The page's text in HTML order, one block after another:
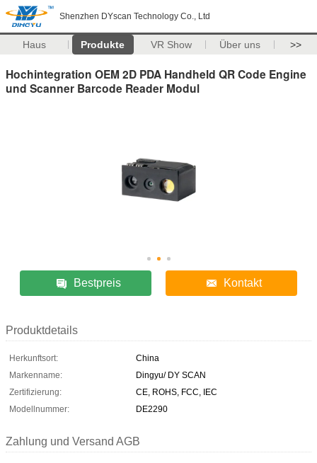
Shenzhen DYscan Technology Co., Ltd
Haus Produkte VR Show Über uns >>
Hochintegration OEM 2D PDA Handheld QR Code Engine
und Scanner Barcode Reader Modul
Bestpreis Kontakt
Produktdetails
Herkunftsort:
China
Markenname:
Dingyu/ DY SCAN
Zertifizierung:
CE, ROHS, FCC, IEC
Modellnummer:
DE2290
Zahlung und Versand AGB